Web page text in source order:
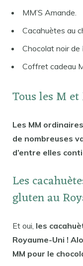
MM’S Amande.
Cacahuètes au
Chocolat noir de
Coffret cadeau
Tous les M
Les MM
de nombreuses
d’entre elles
Les
gluten au
Et oui, les
Royaume-Uni !
MM pour le